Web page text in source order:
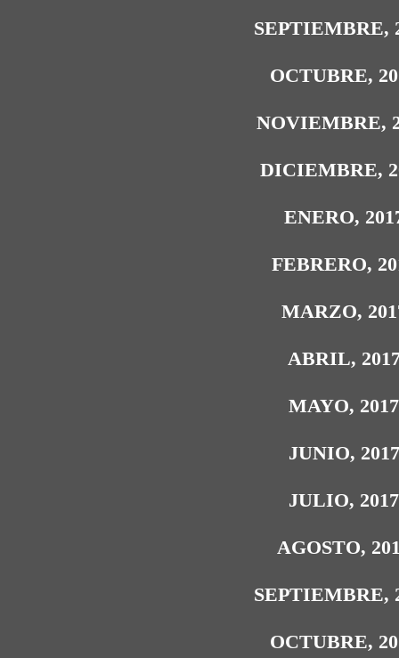
SEPTIEMBRE,
OCTUBRE,
NOVIEMBRE,
DICIEMBRE,
ENERO,
FEBRERO,
MARZO,
ABRIL,
MAYO, 2017
JUNIO, 2017
JULIO, 2017
AGOSTO,
SEPTIEMBRE,
OCTUBRE,